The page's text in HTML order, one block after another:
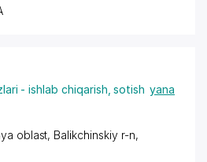
- ishlab chiqarish, sotish yana
oblast, Balikchinskiy r-n,